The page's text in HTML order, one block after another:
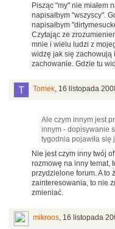
Pisząc "my" nie miałem
napisałbym "wszyscy".
napisałbym
Czytając ze
mnie i wielu ludzi z
widzę jak się zachowują
zachowanie. Gdzie tu
Tomek, 16 listopada
Ale czym innym jest
innym - dopisywanie
tygodnia pojawiła
Nie jest czym inny twój
rozmowę na inny temat,
przydzielone forum. A to
zainteresowania, to nie
zmieniać.
mikroos, 16 listopada